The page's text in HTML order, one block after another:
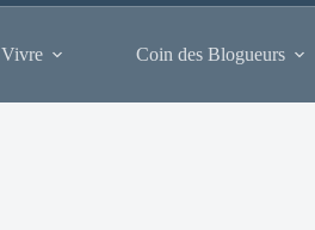
Coin des Blogueurs